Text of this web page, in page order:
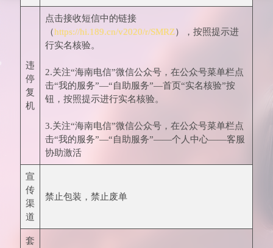
违
停
复
机
点击接收短信中的链接
（https://hi.189.cn/v2020/r/SMRZ），按照提示进
行实名核验。
2.关注“海南电信”微信公众号，在公众号菜单栏点
击“我的服务”—“自助服务”—首页“实名核验”按
钮，按照提示进行实名核验。
3.关注“海南电信”微信公众号，在公众号菜单栏点
击“我的服务”—“自助服务”——个人中心——客服
协助激活
宣
传
渠
道
禁止包装，禁止废单
套